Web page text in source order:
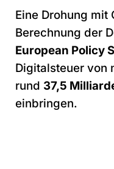
Eine Drohung mit
Berechnung der
European Policy
Digitalsteuer von
rund 37,5
einbringen.